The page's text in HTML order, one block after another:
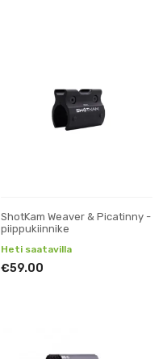
ShotKam Weaver & Picatinny -
piippukiinnike
Heti saatavilla
€59.00